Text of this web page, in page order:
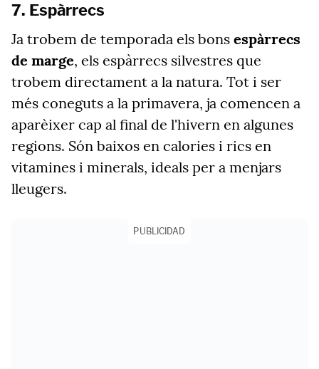
7. Espàrrecs
Ja trobem de temporada els bons espàrrecs
de marge, els espàrrecs silvestres que
trobem directament a la natura. Tot i ser
més coneguts a la primavera, ja comencen a
aparèixer cap al final de l'hivern en algunes
regions. Són baixos en calories i rics en
vitamines i minerals, ideals per a menjars
lleugers.
PUBLICIDAD